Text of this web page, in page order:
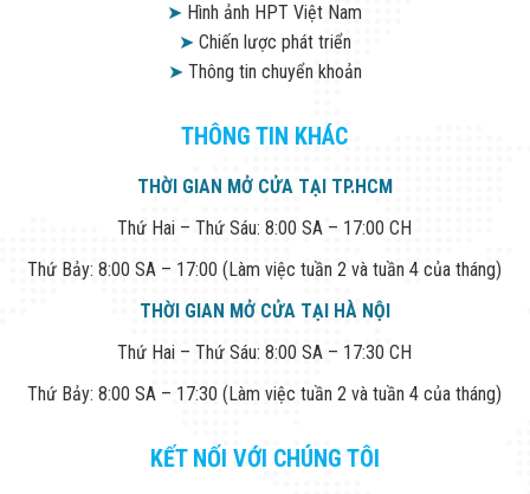
➤ Hình ảnh HPT Việt Nam
➤Chiến lược phát triển
➤Thông tin chuyển khoản
THÔNG TIN KHÁC
THỜI GIAN MỞ CỬA TẠI TP.HCM
Thứ Hai – Thứ Sáu: 8:00 SA – 17:00 CH
Thứ Bảy: 8:00 SA – 17:00 (Làm việc tuần 2 và tuần 4 của tháng)
THỜI GIAN MỞ CỬA TẠI HÀ NỘI
Thứ Hai – Thứ Sáu: 8:00 SA – 17:30 CH
Thứ Bảy: 8:00 SA – 17:30 (Làm việc tuần 2 và tuần 4 của tháng)
KẾT NỐI VỚI CHÚNG TÔI